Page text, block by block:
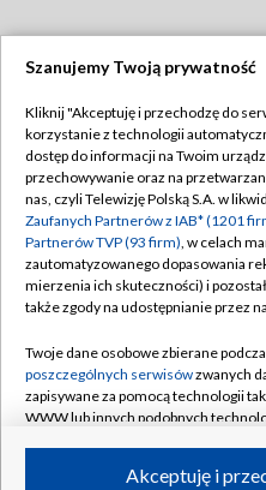
Abonament TVP
Emisja w TVP
Centrum informacji TVP
Naziemna Telewizja
Rada Programowa
System NOS
Informacje o nadawcy
Polityka
Szanujemy Twoją prywatność
Kliknij "Akceptuję i przechodzę do
korzystanie z technologii
dostęp do informacji na Twoim
przechowywanie oraz na
nas, czyli Telewizję Polską S.A. w
Zaufanych Partnerów z IAB* (1201
Partnerów TVP (93 firm), w celach
zautomatyzowanego dopasowania
mierzenia ich skuteczności) i
także zgody na udostępnianie przez
Twoje dane osobowe zbierane
poszczególnych serwisówzwanych
zapisywane za pomocą technologii
WWW lub innych podobnych
ruchu w Internecie.Akceptuję i